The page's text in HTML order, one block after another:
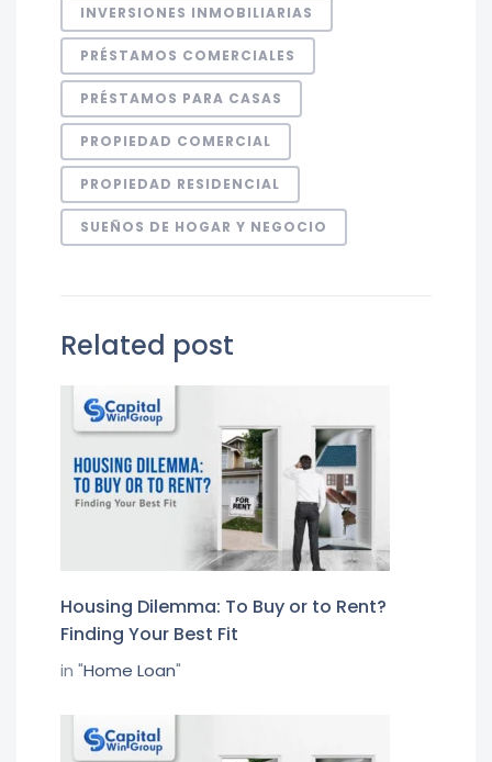
INVERSIONES INMOBILIARIAS
PRÉSTAMOS COMERCIALES
PRÉSTAMOS PARA CASAS
PROPIEDAD COMERCIAL
PROPIEDAD RESIDENCIAL
SUEÑOS DE HOGAR Y NEGOCIO
Related post
Housing Dilemma: To Buy or to Rent?
Finding Your Best Fit
in "Home Loan"